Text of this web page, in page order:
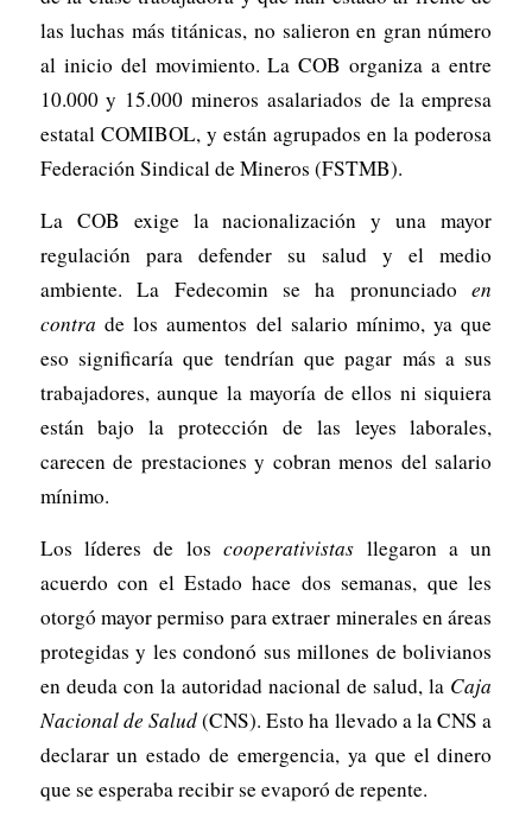
las luchas más titánicas, no salieron en gran número
al inicio del movimiento. La COB organiza a entre
10.000 y 15.000 mineros asalariados de la empresa
estatal COMIBOL, y están agrupados en la poderosa
Federación Sindical de Mineros (FSTMB).
La COB exige la nacionalización y una mayor
regulación para defender su salud y el medio
ambiente. La Fedecomin se ha pronunciadoen
contra de los aumentos del salario mínimo, ya que
eso significaría que tendrían que pagar más a sus
trabajadores, aunque la mayoría de ellos ni siquiera
están bajo la protección de las leyes laborales,
carecen de prestaciones y cobran menos del salario
mínimo.
Los líderes de loscooperativistas llegaron a un
acuerdo con el Estado hace dos semanas, que les
otorgó mayor permiso para extraer minerales en áreas
protegidas y les condonó sus millones de bolivianos
en deuda con la autoridad nacional de salud, la Caja
Nacional de Salud(CNS). Esto ha llevado a la CNS a
declarar un estado de emergencia, ya que el dinero
que se esperaba recibir se evaporó de repente.